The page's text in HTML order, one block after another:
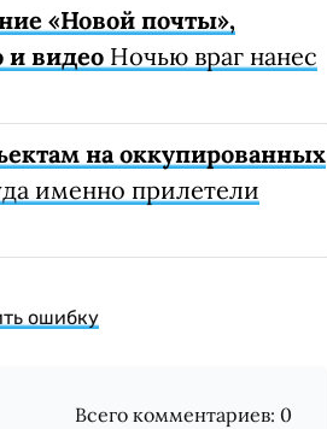
«Новой почты»,
и видео Ночью враг нанес
на оккупированных
именно прилетели
ошибку
Всего комментариев: 0